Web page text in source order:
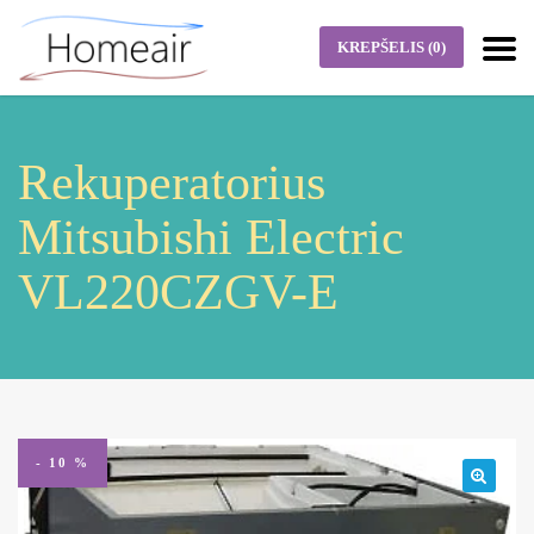
KREPŠELIS (0)
Rekuperatorius
Mitsubishi Electric
VL220CZGV-E
- 10 %
🔍